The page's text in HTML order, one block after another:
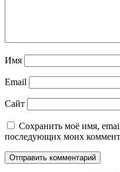
Имя
Email
Сайт
Сохранить моё имя,
последующих моих